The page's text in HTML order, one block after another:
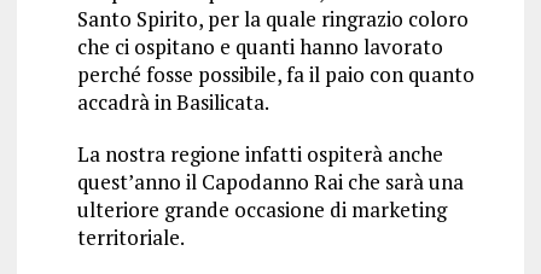
Santo Spirito, per la quale ringrazio coloro
che ci ospitano e quanti hanno lavorato
perché fosse possibile, fa il paio con quanto
accadrà in Basilicata.
La nostra regione infatti ospiterà anche
quest’anno il Capodanno Rai che sarà una
ulteriore grande occasione di marketing
territoriale.